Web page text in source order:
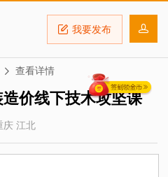
我要发布
查看详情
价线下技术攻坚课
庆 江北